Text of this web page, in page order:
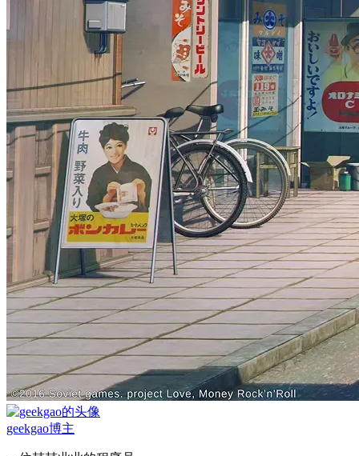
geekgao博主